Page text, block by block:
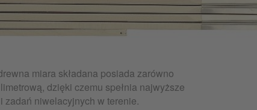
miara składana posiada zarówno
dzięki czemu spełnia najwyższe
niwelacyjnych w terenie.